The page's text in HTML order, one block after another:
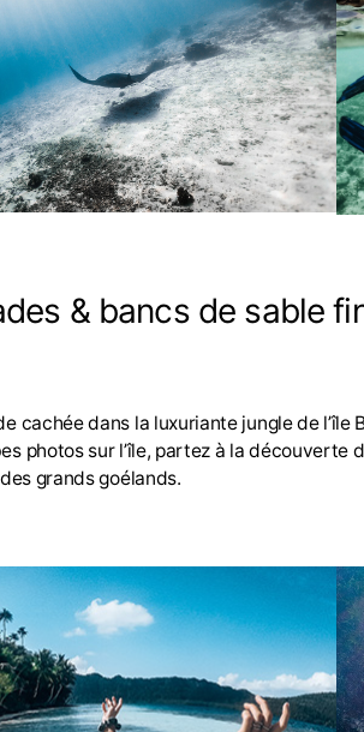
& bancs de sable
cachée dans la luxuriante jungle de
sur l’île, partez à la découverte
grands goélands.